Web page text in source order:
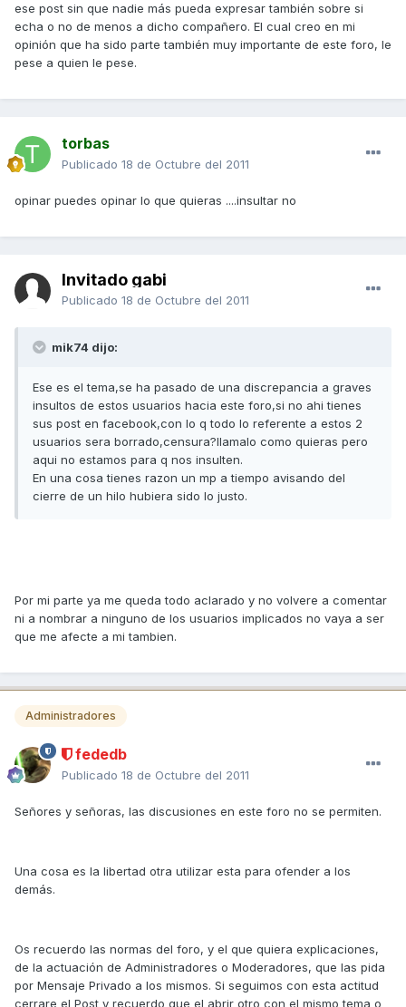
ese post sin que nadie más pueda expresar también sobre si
echa o no de menos a dicho compañero. El cual creo en mi
opinión que ha sido parte también muy importante de este foro, le
pese a quien le pese.
torbas
Publicado 18 de Octubre del 2011
opinar puedes opinar lo que quieras ....insultar no
Invitado gabi
Publicado 18 de Octubre del 2011
mik74 dijo:
Ese es el tema,se ha pasado de una discrepancia a graves
insultos de estos usuarios hacia este foro,si no ahi tienes
sus post en facebook,con lo q todo lo referente a estos 2
usuarios sera borrado,censura?llamalo como quieras pero
aqui no estamos para q nos insulten.
En una cosa tienes razon un mp a tiempo avisando del
cierre de un hilo hubiera sido lo justo.
Por mi parte ya me queda todo aclarado y no volvere a comentar
ni a nombrar a ninguno de los usuarios implicados no vaya a ser
que me afecte a mi tambien.
Administradores
fededb
Publicado 18 de Octubre del 2011
Señores y señoras, las discusiones en este foro no se permiten.
Una cosa es la libertad otra utilizar esta para ofender a los
demás.
Os recuerdo las normas del foro, y el que quiera explicaciones,
de la actuación de Administradores o Moderadores, que las pida
por Mensaje Privado a los mismos. Si seguimos con esta actitud
cerrare el Post y recuerdo que el abrir otro con el mismo tema o